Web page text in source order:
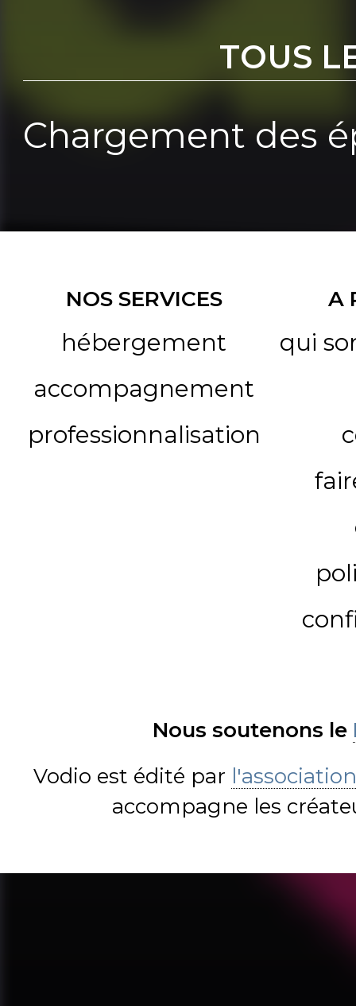
TOUS
Chargement des
NOS SERVICES
hébergement
accompagnement
professionnalisation
A
qui